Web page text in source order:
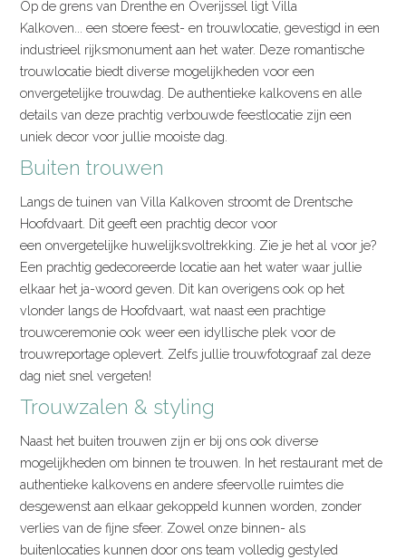
Op de grens van Drenthe en Overijssel ligt Villa
Kalkoven... een stoere feest- en trouwlocatie, gevestigd in een
industrieel rijksmonument aan het water. Deze romantische
trouwlocatie biedt diverse mogelijkheden voor een
onvergetelijke trouwdag. De authentieke kalkovens en alle
details van deze prachtig verbouwde feestlocatie zijn een
uniek decor voor jullie mooiste dag.
Buiten trouwen
Langs de tuinen van Villa Kalkoven stroomt de Drentsche
Hoofdvaart. Dit geeft een prachtig decor voor
een onvergetelijke huwelijksvoltrekking. Zie je het al voor je?
Een prachtig gedecoreerde locatie aan het water waar jullie
elkaar het ja-woord geven. Dit kan overigens ook op het
vlonder langs de Hoofdvaart, wat naast een prachtige
trouwceremonie ook weer een idyllische plek voor de
trouwreportage oplevert. Zelfs jullie trouwfotograaf zal deze
dag niet snel vergeten!
Trouwzalen & styling
Naast het buiten trouwen zijn er bij ons ook diverse
mogelijkheden om binnen te trouwen. In het restaurant met de
authentieke kalkovens en andere sfeervolle ruimtes die
desgewenst aan elkaar gekoppeld kunnen worden, zonder
verlies van de fijne sfeer. Zowel onze binnen- als
buitenlocaties kunnen door ons team volledig gestyled